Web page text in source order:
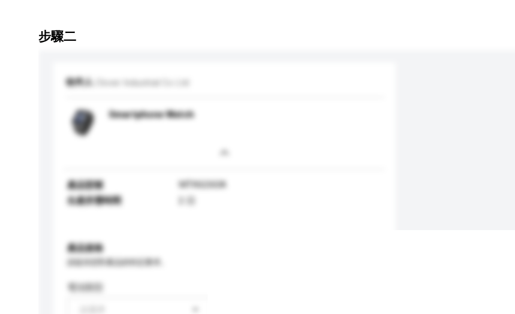
步驟二
收件人
Smartphone Watch
產品型號
MTK6260A
生產所需時間
產品規格
電池類型